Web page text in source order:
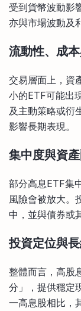
受到貨幣波動影
亦與市場波動及
流動性、成
交易層面上，資
小的ETF可能出
及主動策略或衍
影響長期表現。
集中度與資
部分高息ETF集
風險會被放大。
中，並與債券或
投資定位與
整體而言，高股
分」，提供穩定
一高息股相比，